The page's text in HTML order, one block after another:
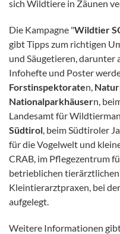
sich Wildtiere in Zäunen
Die Kampagne "Wildtier
gibt Tipps zum richtigen
und Säugetieren, darunter
Infohefte und Poster
Forstinspektoraten,
Nationalparkhäusern,
Landesamt für
Südtirol , beim Südtiroler
für die Vogelwelt und
CRAB, im Pflegezentrum
betrieblichen
Kleintierarztpraxen, bei
aufgelegt.
Weitere Informationen